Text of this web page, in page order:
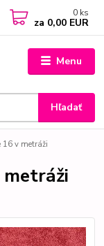
Menu
Hľadať
0 ks
za 0,00 EUR
16 v metráži
metráži